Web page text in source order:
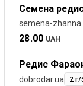
Семена
semena-
28.00 UAH
Редис
dobrodar.ua 2 г/